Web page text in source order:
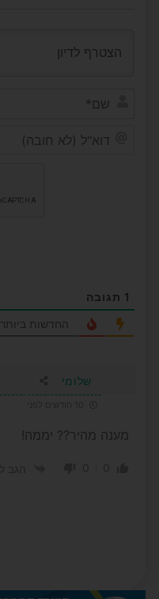
1 תגובה
החדשות ביותר
שלומי
מענה מהיר?? יממה!